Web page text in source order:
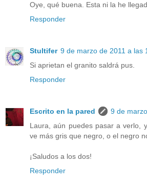
Oye, qué buena. Esta ni la he
Responder
Stultifer 9 de marzo de 2011 a las
Si aprietan el granito saldrá pus.
Responder
Escrito en la pared
9 de
Laura, aún puedes pasar a verlo,
ve más gris que negro, o el negro
¡Saludos a los dos!
Responder